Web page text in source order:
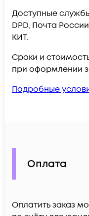
Доступные
DPD, Почта
КИТ.
Сроки и
при оформлении
Подробные
Оплата
Оплатить заказ